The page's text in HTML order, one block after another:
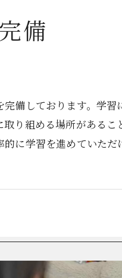
備
備しております。学習
り組める場所があるこ
に学習を進めていただ